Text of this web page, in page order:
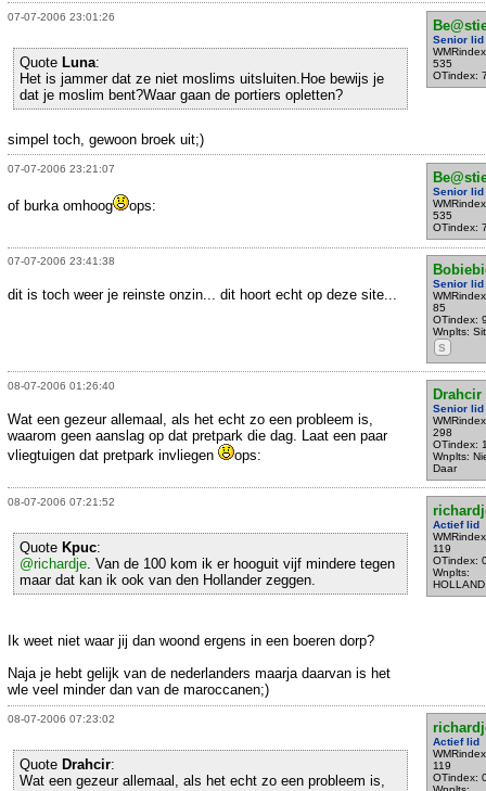
07-07-2006 23:01:26
Senior lid
535
OTindex:
Quote Luna:
Het is jammer dat ze niet moslims uitsluiten.Hoe bewijs je
dat je moslim bent?Waar gaan de portiers opletten?
simpel toch, gewoon broek uit;)
07-07-2006 23:21:07
Senior lid
535
OTindex:
of burka omhoog ops:
07-07-2006 23:41:38
Senior lid
85
OTindex:
Wnplts:
S
dit is toch weer je reinste onzin... dit hoort echt op deze site...
08-07-2006 01:26:40
Drahcir
Senior lid
298
OTindex:
Wnplts:
Daar
Wat een gezeur allemaal, als het echt zo een probleem is,
waarom geen aanslag op dat pretpark die dag. Laat een paar
vliegtuigen dat pretpark invliegen
ops:
08-07-2006 07:21:52
Actief lid
119
OTindex:
Wnplts:
HOLLAND
Quote Kpuc:
@richardje. Van de 100 kom ik er hooguit vijf mindere tegen
maar dat kan ik ook van den Hollander zeggen.
Ik weet niet waar jij dan woond ergens in een boeren dorp?
Naja je hebt gelijk van de nederlanders maarja daarvan is het
wle veel minder dan van de maroccanen;)
08-07-2006 07:23:02
Actief lid
119
OTindex:
Quote Drahcir:
Wat een gezeur allemaal, als het echt zo een probleem is,